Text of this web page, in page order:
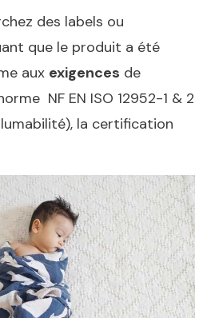
des labels ou
que le produit a été
aux exigences de
NF EN ISO 12952-1 & 2
la certification